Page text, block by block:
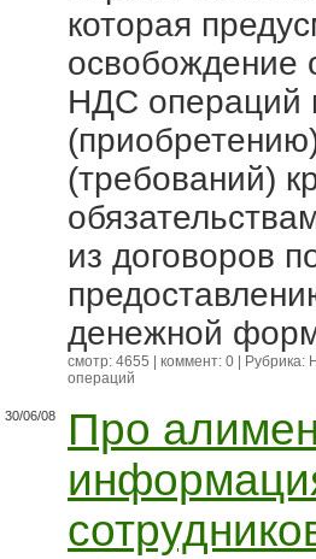
которая
освобождение
НДС операций
(требований)
из договоров
денежной
смотр: 4655 | коммент: 0 | Рубрика:
операций
30/06/08
Про